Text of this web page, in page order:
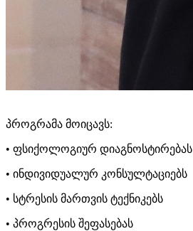
პროგრამა მოიცავს:
• ფსიქოლოგიურ დიაგნოსტირებას
• ინდივიდუალურ კონსულტაციებს
• სტრესის მართვის ტექნიკებს
• პროგრესის შეფასებას